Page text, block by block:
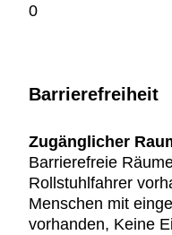
0
Barrierefreiheit
Zugänglicher
Barrierefreie
Rollstuhlfahrer
Menschen mit
vorhanden, Keine